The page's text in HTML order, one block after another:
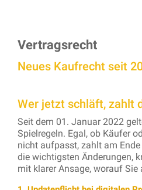
Vertragsrecht
Neues Kaufrecht seit
Wer jetzt schläft, zahlt
Seit dem 01. Januar 2022
Spielregeln. Egal, ob Käufer
nicht aufpasst, zahlt am
die wichtigsten Änderungen,
mit klarer Ansage, worauf Sie